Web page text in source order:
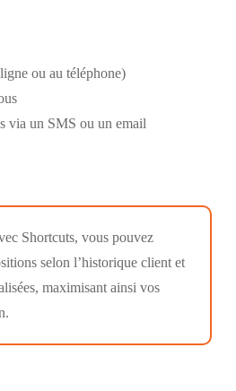
ou au téléphone)
via un SMS ou un email
Shortcuts, vous pouvez
selon l’historique client et
maximisant ainsi vos